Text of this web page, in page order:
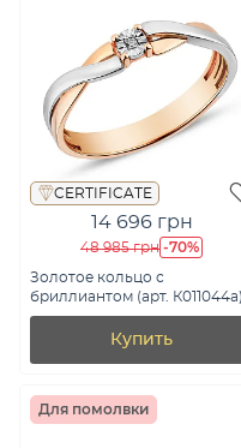
CERTIFICATE
14 696 грн
48 985 грн -70%
Золотое кольцо с
бриллиантом (арт. К011044а)
Купить
Для помолвки